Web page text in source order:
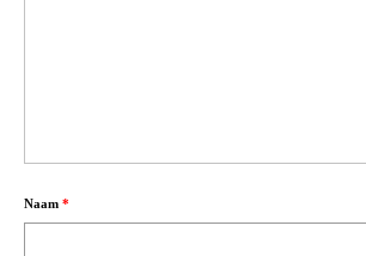
Naam *